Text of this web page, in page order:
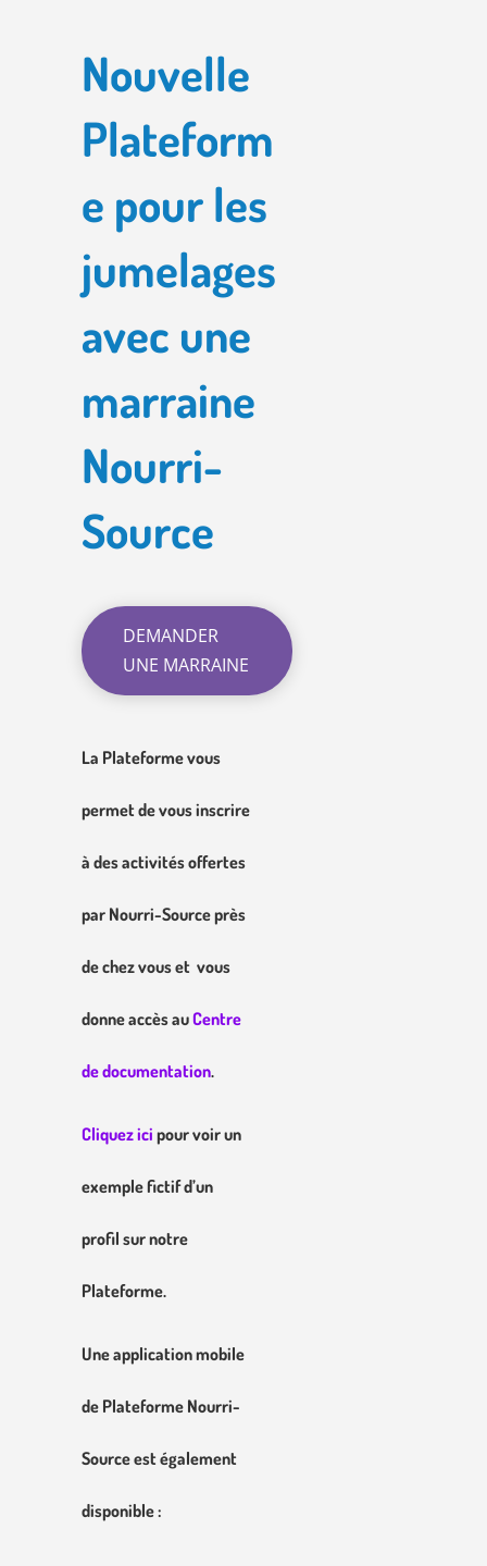
Nouvelle
Plateform
e pour les
jumelages
avec une
marraine
Nourri-
Source
DEMANDER
UNE MARRAINE
La Plateforme vous
permet de vous inscrire
à des activités offertes
par Nourri-Source près
de chez vous et vous
donne accès auCentre
de documentation.
Cliquez ici pour voir un
exemple fictif d’un
profil sur notre
Plateforme.
Une application mobile
de Plateforme Nourri-
Source est également
disponible :